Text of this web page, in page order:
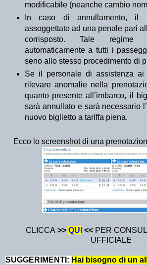
modificabile (neanche cambio
In caso di annullamento, il
assoggettato ad una penale pari
corrisposto. Tale regime
automaticamente a tutti i
seno allo stesso procedimento di
Se il personale di assistenza ai
rilevare anomalie nella
quanto presente all’imbarco, il
sarà annullato e sarà necessario
nuovo biglietto a tariffa piena.
Ecco lo screenshot di una
CLICCA >> QUI <<PER
UFFICIALE
SUGGERIMENTI: Hai bisogno di un